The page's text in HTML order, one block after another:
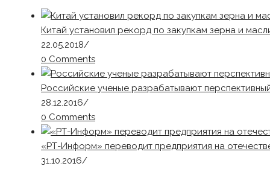
Китай установил рекорд по закупкам зерна и
22.05.2018/
0 Comments
Российские ученые разрабатывают
28.12.2016/
0 Comments
«РТ-Информ» переводит предприятия на
31.10.2016/